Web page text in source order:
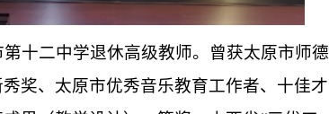
十二中学退休高级教师。曾获太原市师德
奖、太原市优秀音乐教育工作者、十佳才